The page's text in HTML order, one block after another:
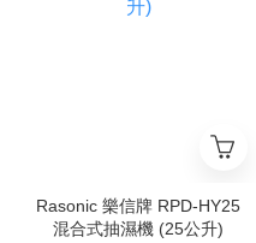
Rasonic 樂信牌 RPD-HY25
混合式抽濕機 (25公升)